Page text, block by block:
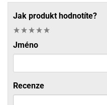
Jak produkt hodnotíte?
Jméno
Recenze